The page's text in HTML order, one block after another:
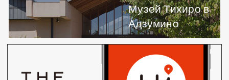
Музей Тихиро в
Адзумино